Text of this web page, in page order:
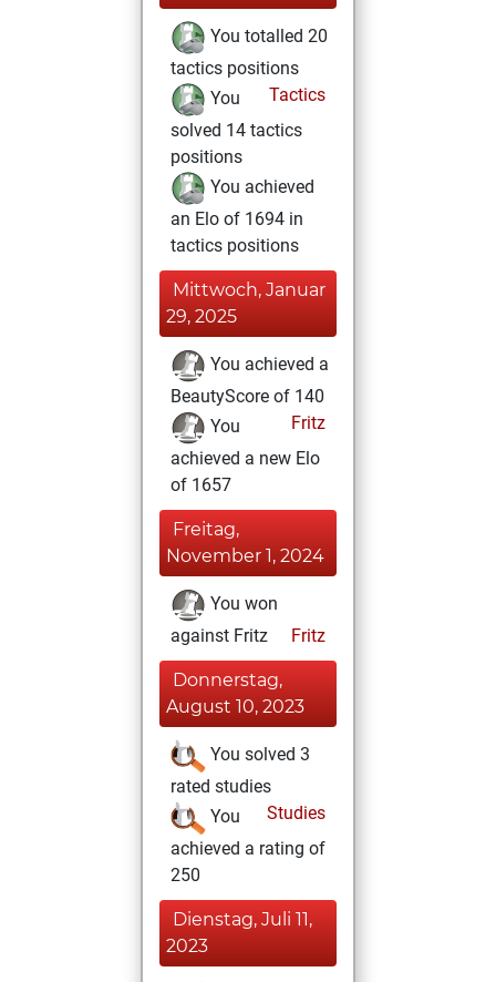
You totalled 20
tactics positions
Tactics
You
solved 14 tactics
positions
You achieved
an Elo of 1694 in
tactics positions
Mittwoch, Januar
29, 2025
You achieved a
BeautyScore of 140
Fritz
You
achieved a new Elo
of 1657
Freitag,
November 1, 2024
You won
against Fritz
Fritz
Donnerstag,
August 10, 2023
You solved 3
rated studies
Studies
You
achieved a rating of
250
Dienstag, Juli 11,
2023